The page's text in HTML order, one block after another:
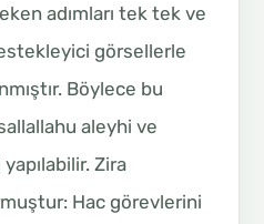
adımları tek tek ve
görsellerle
Böylece bu
aleyhi ve
Zira
Hac görevlerini